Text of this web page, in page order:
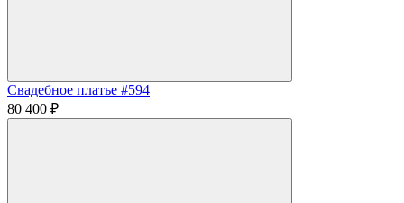
Свадебное платье #594
80 400 ₽